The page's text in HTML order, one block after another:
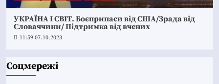
УКРАЇНА І СВІТ. Боєприпаси від США/Зрада від
Словаччини/ Підтримка від вчених
11:59 07.10.2023
Соцмережі